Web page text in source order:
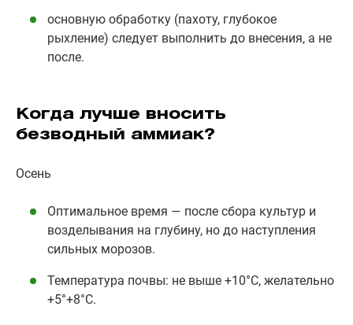
основную обработку (пахоту, глубокое
рыхление) следует выполнить до внесения, а не
после.
Когда лучше вносить
безводный аммиак?
Осень
Оптимальное время — после сбора культур и
возделывания на глубину, но до наступления
сильных морозов.
Температура почвы: не выше +10°C, желательно
+5°+8°C.